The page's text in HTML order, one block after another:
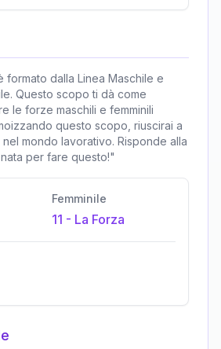
formato dalla Linea Maschile e
Questo scopo ti dà come
le forze maschili e femminili
questo scopo, riuscirai a
mondo lavorativo. Risponde alla
per fare questo!"
Femminile
11 - La Forza